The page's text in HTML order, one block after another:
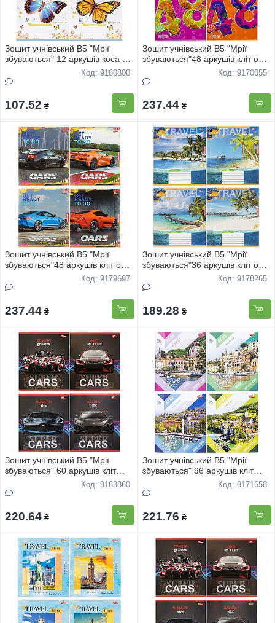
Зошит учнівський В5 "Мрії
збуваються" 12 аркушів коса с
додатк.лінією офс "Метелики""
3724 20шт
Код: 9180800
107.52 ₴
Зошит учнівський В5 "Мрії
збуваються"48 аркушів клiт офс
Код: 9170055
237.44 ₴
Зошит учнівський В5 "Мрії
збуваються"48 аркушів клiт офс
Код: 9179697
237.44 ₴
Зошит учнівський В5 "Мрії
збуваються"36 аркушів кліт офс
"Природа" 3751 16штКод: 9178265
189.28 ₴
Зошит учнівський В5 "Мрії
збуваються" 60 аркушів кліт
"Super CAR" 3548 12штКод: 9163860
220.64 ₴
Зошит учнівський В5 "Мрії
збуваються" 96 аркушів кліт
"Time to travel" 3583 8штКод: 9171658
221.76 ₴